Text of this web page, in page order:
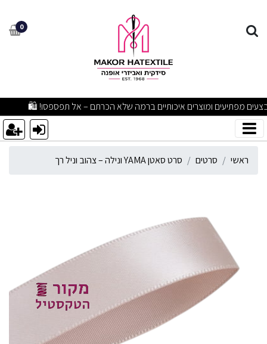
סרט סאטן YAMA ונילה – צהוב וניל רך 0
מבצעים מפתיעים ומוצרים איכותיים ברמה שלא הכרתם – אל
ראשי סרטים סרט סאטן YAMA ונילה – צהוב וניל רך